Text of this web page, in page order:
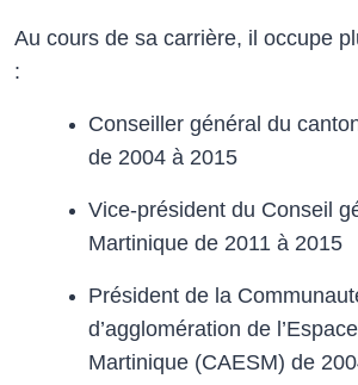
Au cours de sa carrière, il occupe
:
Conseiller général du
de 2004 à 2015
Vice-président du Conseil
Martinique de 2011 à 2015
Président de la
d’agglomération de
Martinique (CAESM) de